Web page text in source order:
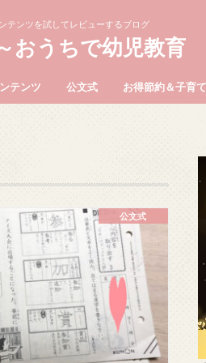
テンツを試してレビューするブログ
おうちで幼児教育
テンツ 公文式 お得節約＆子育
公文式